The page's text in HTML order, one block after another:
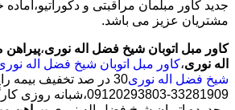
جدید کاور مبلمان مراقبتی و
مشتریان عزیز می باشد.
کاور مبل اتوبان شیخ فضل اله نوری،
اله نوری،کاور مبل اتوبان شیخ فضل اله
شیخ فضل اله نوری
33281909-